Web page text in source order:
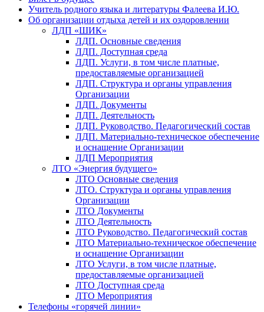
Учитель родного языка и литературы Фалеева И.Ю.
Об организации отдыха детей и их оздоровлении
ЛДП «ШИК»
ЛДП. Основные сведения
ЛДП. Доступная среда
ЛДП. Услуги, в том числе платные,
предоставляемые организацией
ЛДП. Структура и органы управления
Организации
ЛДП. Документы
ЛДП. Деятельность
ЛДП. Руководство. Педагогический состав
ЛДП. Материально-техническое обеспечение
и оснащение Организации
ЛДП Мероприятия
ЛТО «Энергия будущего»
ЛТО Основные сведения
ЛТО. Структура и органы управления
Организации
ЛТО Документы
ЛТО Деятельность
ЛТО Руководство. Педагогический состав
ЛТО Материально-техническое обеспечение
и оснащение Организации
ЛТО Услуги, в том числе платные,
предоставляемые организацией
ЛТО Доступная среда
ЛТО Мероприятия
Телефоны «горячей линии»